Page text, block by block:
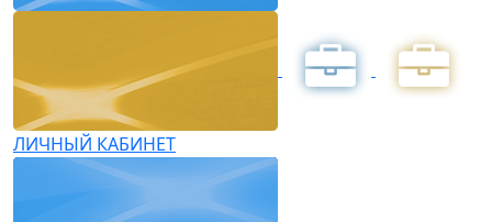
ЛИЧНЫЙ КАБИНЕТ